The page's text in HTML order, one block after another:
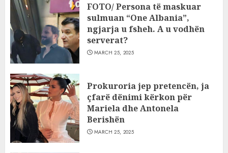
FOTO/ Persona të maskuar
sulmuan “One Albania”,
ngjarja u fsheh. A u vodhën
serverat?
MARCH 25, 2025
Prokuroria jep pretencën, ja
çfarë dënimi kërkon për
Mariela dhe Antonela
Berishën
MARCH 25, 2025